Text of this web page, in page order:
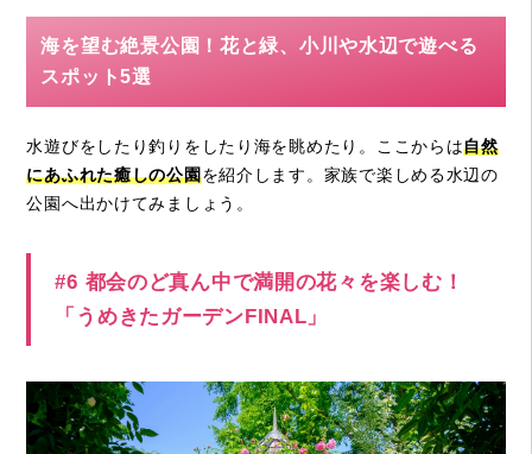
海を望む絶景公園！花と緑、小川や水辺で遊べる
スポット5選
水遊びをしたり釣りをしたり海を眺めたり。ここからは自然
にあふれた癒しの公園を紹介します。家族で楽しめる水辺の
公園へ出かけてみましょう。
#6 都会のど真ん中で満開の花々を楽しむ！
「うめきたガーデンFINAL」